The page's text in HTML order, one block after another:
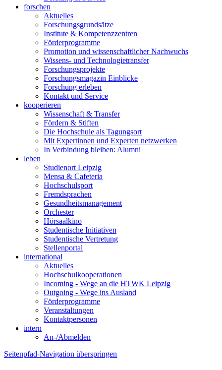
forschen
Aktuelles
Forschungsgrundsätze
Institute & Kompetenzzentren
Förderprogramme
Promotion und wissenschaftlicher Nachwuchs
Wissens- und Technologietransfer
Forschungsprojekte
Forschungsmagazin Einblicke
Forschung erleben
Kontakt und Service
kooperieren
Wissenschaft & Transfer
Fördern & Stiften
Die Hochschule als Tagungsort
Mit Expertinnen und Experten netzwerken
In Verbindung bleiben: Alumni
leben
Studienort Leipzig
Mensa & Cafeteria
Hochschulsport
Fremdsprachen
Gesundheitsmanagement
Orchester
Hörsaalkino
Studentische Initiativen
Studentische Vertretung
Stellenportal
international
Aktuelles
Hochschulkooperationen
Incoming - Wege an die HTWK Leipzig
Outgoing - Wege ins Ausland
Förderprogramme
Veranstaltungen
Kontaktpersonen
intern
An-/Abmelden
Seitenpfad-Navigation überspringen